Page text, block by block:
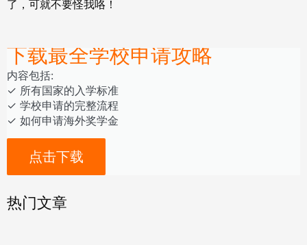
了，可就不要怪我咯！
下载最全学校申请攻略
内容包括:
‎‏‏‎‎‏‏‎‎‏✓ ‎所有国家的入学标准
✓ 学校申请的完整流程
✓ 如何申请海外奖学金
点击下载
热门文章